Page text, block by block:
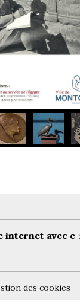
internet avec
des cookies